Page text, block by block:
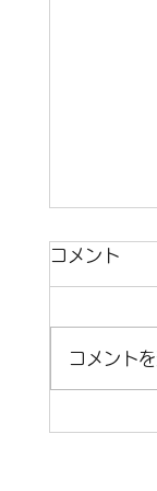
BNIの損
コメント
コメント